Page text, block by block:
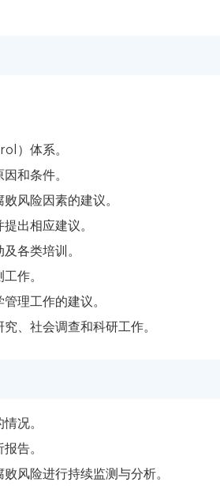
）体系。
和条件。
风险因素的建议。
出相应建议。
各类培训。
作。
理工作的建议。
、社会调查和科研工作。
况。
告。
风险进行持续监测与分析。